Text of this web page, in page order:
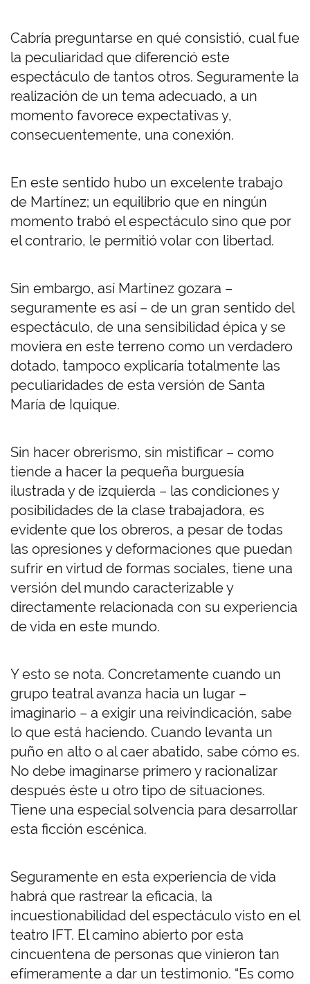
Cabría preguntarse en qué consistió, cual fue
la peculiaridad que diferenció este
espectáculo de tantos otros. Seguramente la
realización de un tema adecuado, a un
momento favorece expectativas y,
consecuentemente, una conexión.
En este sentido hubo un excelente trabajo
de Martínez; un equilibrio que en ningún
momento trabó el espectáculo sino que por
el contrario, le permitió volar con libertad.
Sin embargo, así Martínez gozara –
seguramente es así – de un gran sentido del
espectáculo, de una sensibilidad épica y se
moviera en este terreno como un verdadero
dotado, tampoco explicaría totalmente las
peculiaridades de esta versión de Santa
María de Iquique.
Sin hacer obrerismo, sin mistificar – como
tiende a hacer la pequeña burguesía
ilustrada y de izquierda – las condiciones y
posibilidades de la clase trabajadora, es
evidente que los obreros, a pesar de todas
las opresiones y deformaciones que puedan
sufrir en virtud de formas sociales, tiene una
versión del mundo caracterizable y
directamente relacionada con su experiencia
de vida en este mundo.
Y esto se nota. Concretamente cuando un
grupo teatral avanza hacia un lugar –
imaginario – a exigir una reivindicación, sabe
lo que está haciendo. Cuando levanta un
puño en alto o al caer abatido, sabe cómo es.
No debe imaginarse primero y racionalizar
después éste u otro tipo de situaciones.
Tiene una especial solvencia para desarrollar
esta ficción escénica.
Seguramente en esta experiencia de vida
habrá que rastrear la eficacia, la
incuestionabilidad del espectáculo visto en el
teatro IFT. El camino abierto por esta
cincuentena de personas que vinieron tan
efímeramente a dar un testimonio. “Es como